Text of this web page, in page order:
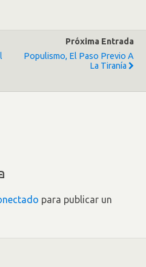
Próxima Entrada
Populismo, El Paso Previo A
La Tiranía
para publicar un